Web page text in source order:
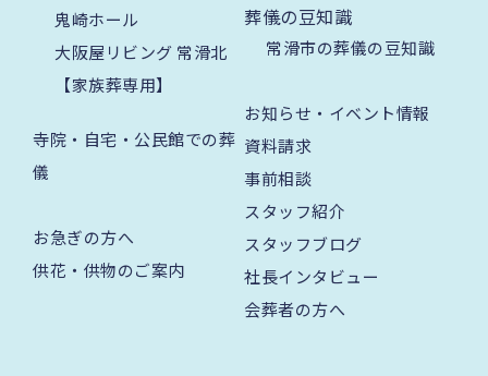
鬼崎ホール
大阪屋リビング 常滑北
【家族葬専用】
寺院・自宅・公民館での葬
儀
お急ぎの方へ
供花・供物のご案内
葬儀の豆知識
常滑市の葬儀の豆知識
お知らせ・イベント情報
資料請求
事前相談
スタッフ紹介
スタッフブログ
社長インタビュー
会葬者の方へ